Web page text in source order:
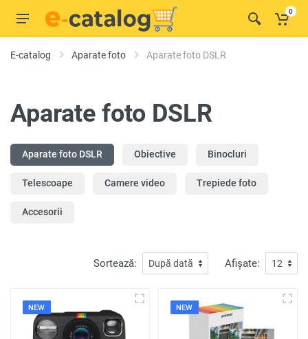
0
E-catalog Aparate foto Aparate foto DSLR
Aparate foto DSLR
Aparate foto DSLR Obiective Binocluri
Telescoape Camere video Trepiede foto
Accesorii
Sortează: Afișate:
NEW NEW